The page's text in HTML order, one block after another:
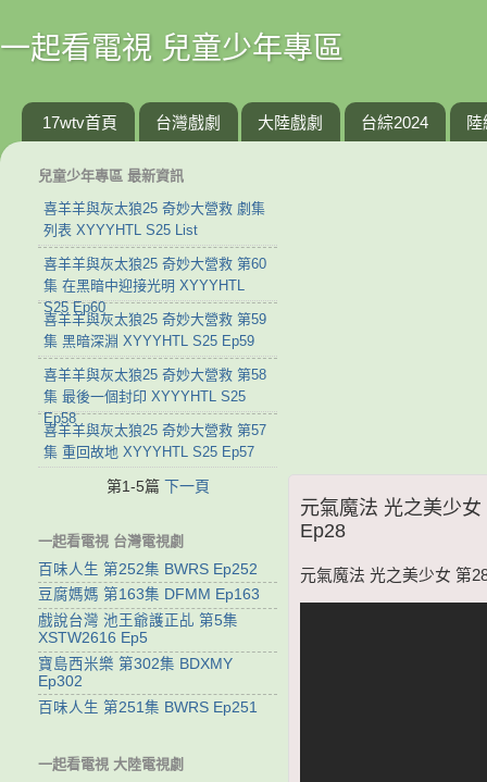
一起看電視 兒童少年專區
17wtv首頁 台灣戲劇 大陸戲劇 台綜2024 陸
元氣魔法 光之美少
Ep28
元氣魔法 光之美少女 第
兒童少年專區 最新資訊
喜羊羊與灰太狼25 奇妙大營救 劇集
列表 XYYYHTL S25 List
喜羊羊與灰太狼25 奇妙大營救 第60
集 在黑暗中迎接光明 XYYYHTL
S25 Ep60
喜羊羊與灰太狼25 奇妙大營救 第59
集 黑暗深淵 XYYYHTL S25 Ep59
喜羊羊與灰太狼25 奇妙大營救 第58
集 最後一個封印 XYYYHTL S25
Ep58
喜羊羊與灰太狼25 奇妙大營救 第57
集 重回故地 XYYYHTL S25 Ep57
第1-5篇 下一頁
一起看電視 台灣電視劇
百味人生 第252集 BWRS Ep252
豆腐媽媽 第163集 DFMM Ep163
戲說台灣 池王爺護正乩 第5集
XSTW2616 Ep5
寶島西米樂 第302集 BDXMY
Ep302
百味人生 第251集 BWRS Ep251
一起看電視 大陸電視劇